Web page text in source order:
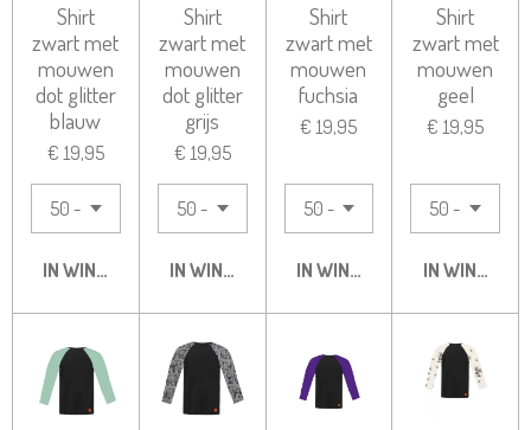
Shirt
zwart met
mouwen
dot glitter
blauw
€ 19,95
IN WINKELWAGEN
Shirt
zwart met
mouwen
dot glitter
grijs
€ 19,95
IN WINKELWAGEN
Shirt
zwart met
mouwen
fuchsia
€ 19,95
IN WINKELWAGEN
Shirt
zwart met
mouwen
geel
€ 19,95
IN